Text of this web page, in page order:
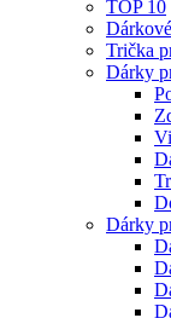
TOP 10
Trička
Dárky
Dárky